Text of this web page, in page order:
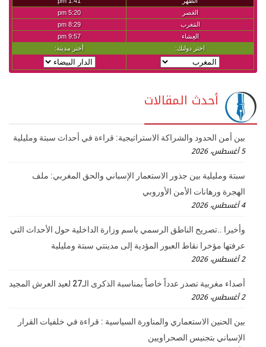
أحدث المقالات
بين أمن الحدود والشراكة الاستراتيجية: قراءة في أحداث سبتة ومليلية
5 أغسطس، 2026
سبتة ومليلية بين جذور الاستعمار الإسباني والحق المغربي: ملف
الهجرة ورهانات الأمن الأوروبي
4 أغسطس، 2026
وأخيرا ..تصريح الناطق الرسمي باسم وزارة الداخلية حول الأحداث التي
عرفتها مؤخرا نقاط العبور المؤدية إلى مدينتي سبتة ومليلية
2 أغسطس، 2026
أصداء مغربية تصدر عدداً خاصاً بمناسبة الذكرى الـ27 لعيد العرش المجيد
2 أغسطس، 2026
بين الحنين الاستعماري والمناورة السياسية : قراءة في خلفيات القرار
الإسباني بتجنيس الصحراويين